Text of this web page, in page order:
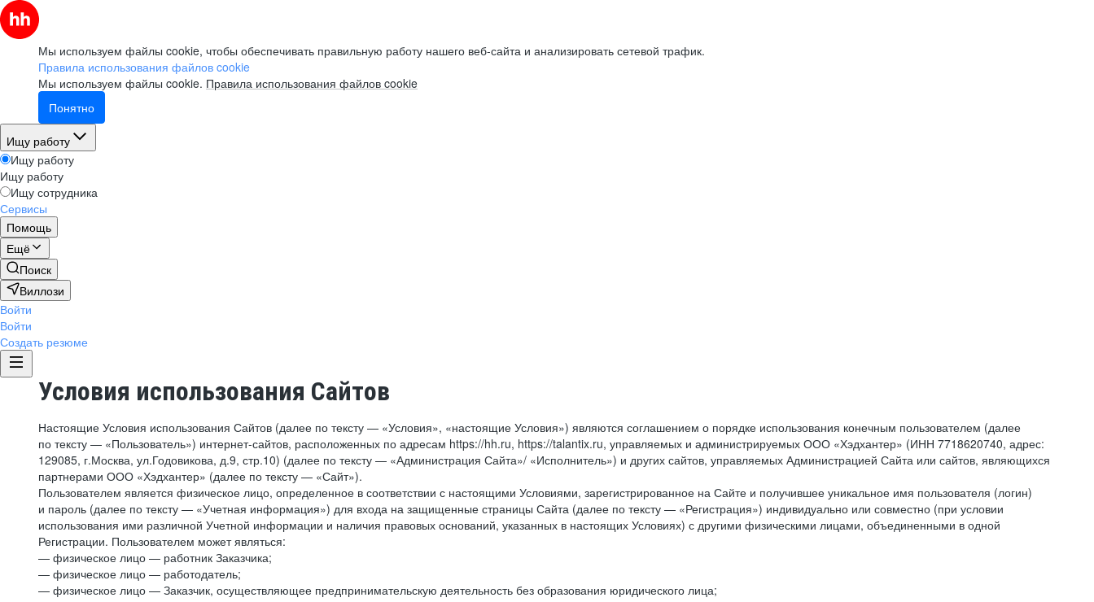
Мы используем файлы cookie, чтобы обеспечивать правильную работу нашего веб-сайта и анализировать сетевой трафик.
Правила использования файлов cookie
Мы используем файлы cookie. Правила использования файлов cookie
Понятно
Ищу работу
Ищу работу
Ищу работу
Ищу сотрудника
Сервисы
Помощь
Ещё
Поиск
Виллози
Войти
Войти
Создать резюме
Условия использования Сайтов
Настоящие Условия использования Сайтов (далее по тексту — «Условия», «настоящие Условия») являются соглашением о порядке использования конечным пользователем (далее
по тексту — «Пользователь») интернет-сайтов, расположенных по адресам https://hh.ru, https://talantix.ru, управляемых и администрируемых ООО «Хэдхантер» (ИНН 7718620740, адрес:
129085, г.Москва, ул.Годовикова, д.9, стр.10) (далее по тексту — «Администрация Сайта»/ «Исполнитель») и других сайтов, управляемых Администрацией Сайта или сайтов, являющихся
партнерами ООО «Хэдхантер» (далее по тексту — «Сайт»).
Пользователем является физическое лицо, определенное в соответствии с настоящими Условиями, зарегистрированное на Сайте и получившее уникальное имя пользователя (логин)
и пароль (далее по тексту — «Учетная информация») для входа на защищенные страницы Сайта (далее по тексту — «Регистрация») индивидуально или совместно (при условии
использования ими различной Учетной информации и наличия правовых оснований, указанных в настоящих Условиях) с другими физическими лицами, объединенными в одной
Регистрации. Пользователем может являться:
— физическое лицо — работник Заказчика;
— физическое лицо — работодатель;
— физическое лицо — Заказчик, осуществляющее предпринимательскую деятельность без образования юридического лица;